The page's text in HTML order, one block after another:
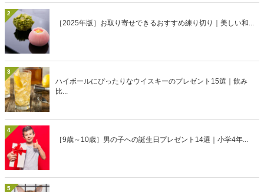
2
［2025年版］お取り寄せできるおすすめ練り切り｜美しい和...
3
ハイボールにぴったりなウイスキーのプレゼント15選｜飲み
比...
4
［9歳～10歳］男の子への誕生日プレゼント14選｜小学4年...
5